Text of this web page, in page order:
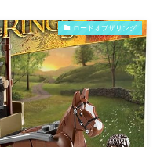
ロードオブザリング